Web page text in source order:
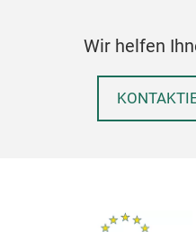
Wir helfen